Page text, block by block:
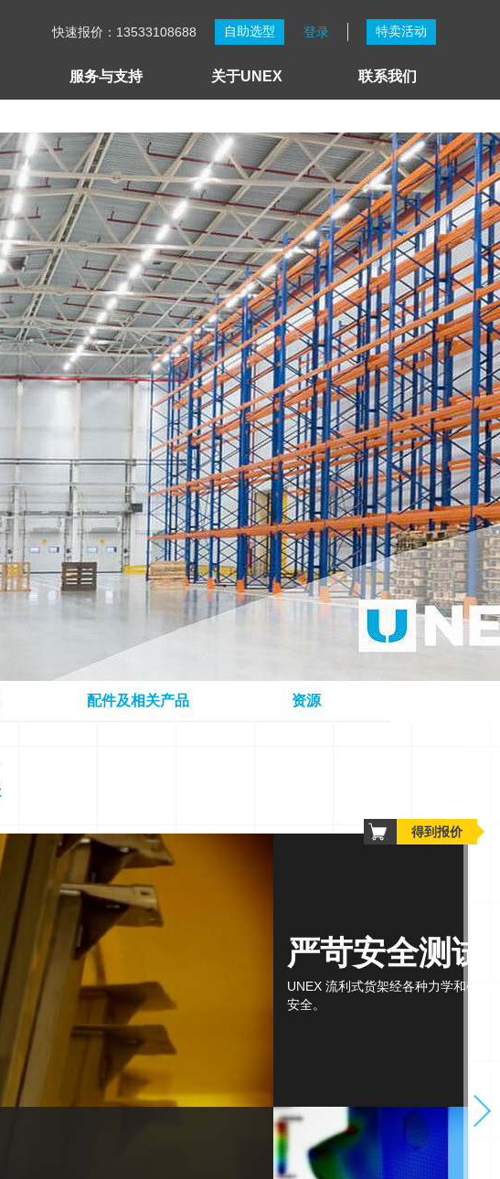
快速报价：13533108688 自助选型 登录 特卖活动
Get
得到报价
服务与支持 关于UNEX 联系我们
配件及相关产品 资源
严苛安全测试
UNEX 流利式货架经各种力学和破坏
安全。